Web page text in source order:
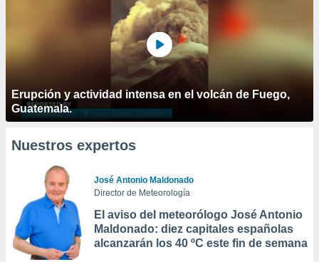
Erupción y actividad intensa en el volcán de Fuego,
Guatemala.
Nuestros expertos
José Antonio Maldonado
Director de Meteorología
El aviso del meteorólogo José Antonio
Maldonado: diez capitales españolas
alcanzarán los 40 ºC este fin de semana